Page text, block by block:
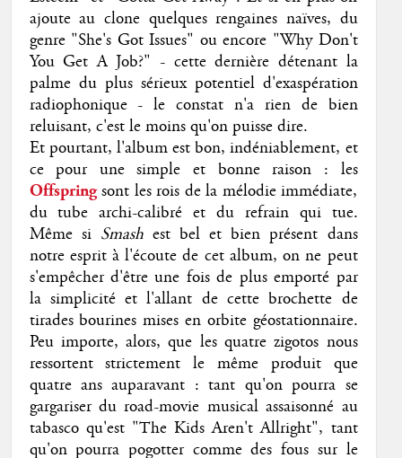
ajoute au clone quelques rengaines naïves, du
genre "She's Got Issues" ou encore "Why Don't
You Get A Job?" - cette dernière détenant la
palme du plus sérieux potentiel d'exaspération
radiophonique - le constat n'a rien de bien
reluisant, c'est le moins qu'on puisse dire.
Et pourtant, l'album est bon, indéniablement, et
ce pour une simple et bonne raison : les
Offspringsont les rois de la mélodie immédiate,
du tube archi-calibré et du refrain qui tue.
Même si Smash est bel et bien présent dans
notre esprit à l'écoute de cet album, on ne peut
s'empêcher d'être une fois de plus emporté par
la simplicité et l'allant de cette brochette de
tirades bourines mises en orbite géostationnaire.
Peu importe, alors, que les quatre zigotos nous
ressortent strictement le même produit que
quatre ans auparavant : tant qu'on pourra se
gargariser du road-movie musical assaisonné au
tabasco qu'est "The Kids Aren't Allright", tant
qu'on pourra pogotter comme des fous sur le